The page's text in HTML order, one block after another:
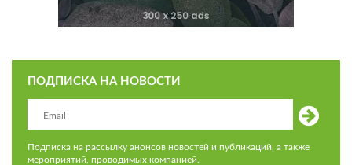
ПОДПИСКА НА НОВОСТИ
Подписка на рассылку анонсов новостей и публикаций, а также
мероприятий, проводимых компанией.